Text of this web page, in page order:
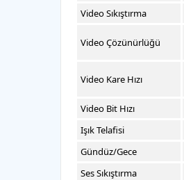
Video Sıkıştırma
Video Çözünürlüğü
Video Kare Hızı
Video Bit Hızı
Işık Telafisi
Gündüz/Gece
Ses Sıkıştırma